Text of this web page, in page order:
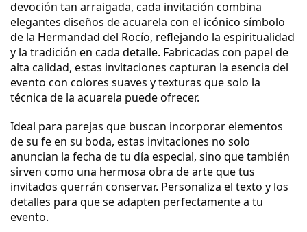
devoción tan arraigada, cada invitación combina
elegantes diseños de acuarela con el icónico símbolo
de la Hermandad del Rocío, reflejando la espiritualidad
y la tradición en cada detalle. Fabricadas con papel de
alta calidad, estas invitaciones capturan la esencia del
evento con colores suaves y texturas que solo la
técnica de la acuarela puede ofrecer.
Ideal para parejas que buscan incorporar elementos
de su fe en su boda, estas invitaciones no solo
anuncian la fecha de tu día especial, sino que también
sirven como una hermosa obra de arte que tus
invitados querrán conservar. Personaliza el texto y los
detalles para que se adapten perfectamente a tu
evento.